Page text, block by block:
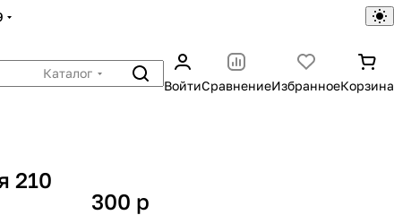
Каталог
ВойтиСравнениеИзбранноеКорзина
210
300 p